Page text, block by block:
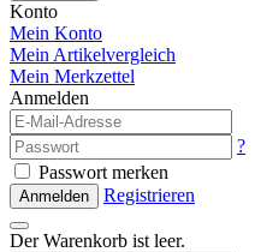
Konto
Mein Konto
Mein Artikelvergleich
Mein Merkzettel
Anmelden
?
Passwort merken
Anmelden Registrieren
Der Warenkorb ist leer.